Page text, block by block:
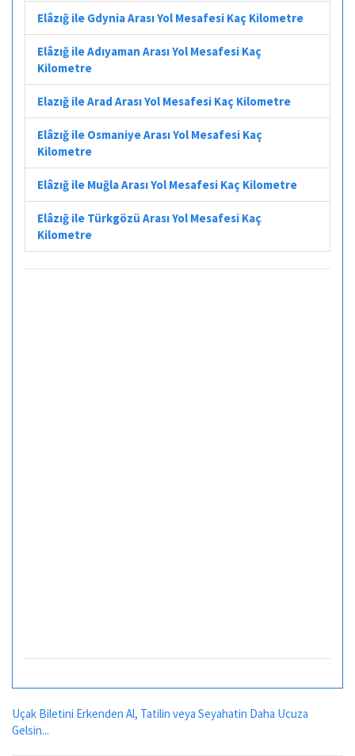
Elâzığ ile Gdynia Arası Yol Mesafesi Kaç Kilometre
Elâzığ ile Adıyaman Arası Yol Mesafesi Kaç
Kilometre
Elazığ ile Arad Arası Yol Mesafesi Kaç Kilometre
Elâzığ ile Osmaniye Arası Yol Mesafesi Kaç
Kilometre
Elâzığ ile Muğla Arası Yol Mesafesi Kaç Kilometre
Elâzığ ile Türkgözü Arası Yol Mesafesi Kaç
Kilometre
Uçak Biletini Erkenden Al, Tatilin veya Seyahatin Daha Ucuza
Gelsin...